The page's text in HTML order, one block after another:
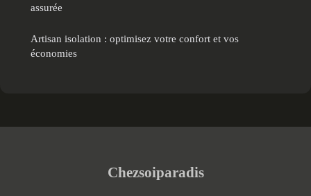
assurée
Artisan isolation : optimisez votre confort et vos
économies
Chezsoiparadis